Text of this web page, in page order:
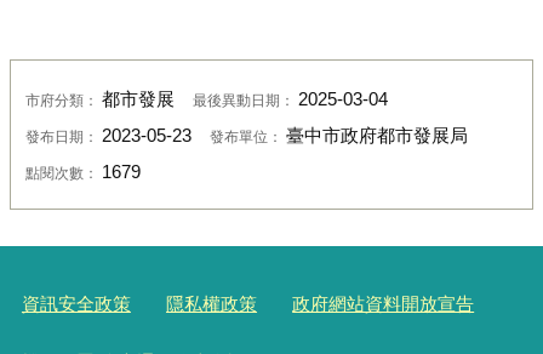
市府分類： 都市發展 最後異動日期： 2025-03-04
發布日期： 2023-05-23 發布單位： 臺中市政府都市發展局
點閱次數： 1679
資訊安全政策 隱私權政策 政府網站資料開放宣告